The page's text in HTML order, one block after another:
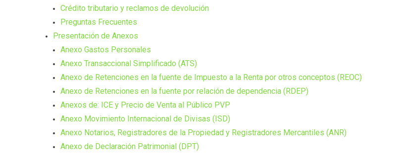
Crédito tributario y reclamos de devolución
Preguntas Frecuentes
Presentación de Anexos
Anexo Gastos Personales
Anexo Transaccional Simplificado (ATS)
Anexo de Retenciones en la fuente de Impuesto a la Renta por otros conceptos (REOC)
Anexo de Retenciones en la fuente por relación de dependencia (RDEP)
Anexos de: ICE y Precio de Venta al Público PVP
Anexo Movimiento Internacional de Divisas (ISD)
Anexo Notarios, Registradores de la Propiedad y Registradores Mercantiles (ANR)
Anexo de Declaración Patrimonial (DPT)